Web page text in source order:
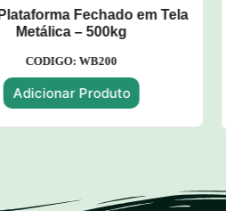
Fechado em Tela
– 500kg
CODIGO: WB200
Produto